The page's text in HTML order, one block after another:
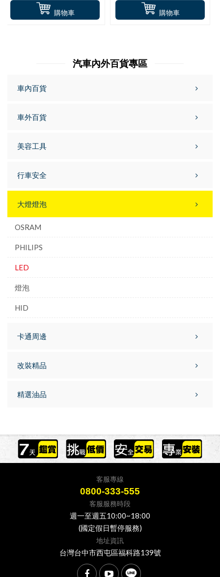
購物車 購物車
汽車內外百貨專區
車內百貨
車外百貨
美容工具
行車安全
大燈燈泡
OSRAM
PHILIPS
LED
燈泡
HID
卡通周邊
改裝精品
精選油品
客服專線
0800-333-555
客服服務時段
週一至週五10:00~18:00
(國定假日暫停服務)
地址資訊
台灣台中市西屯區福科路139號